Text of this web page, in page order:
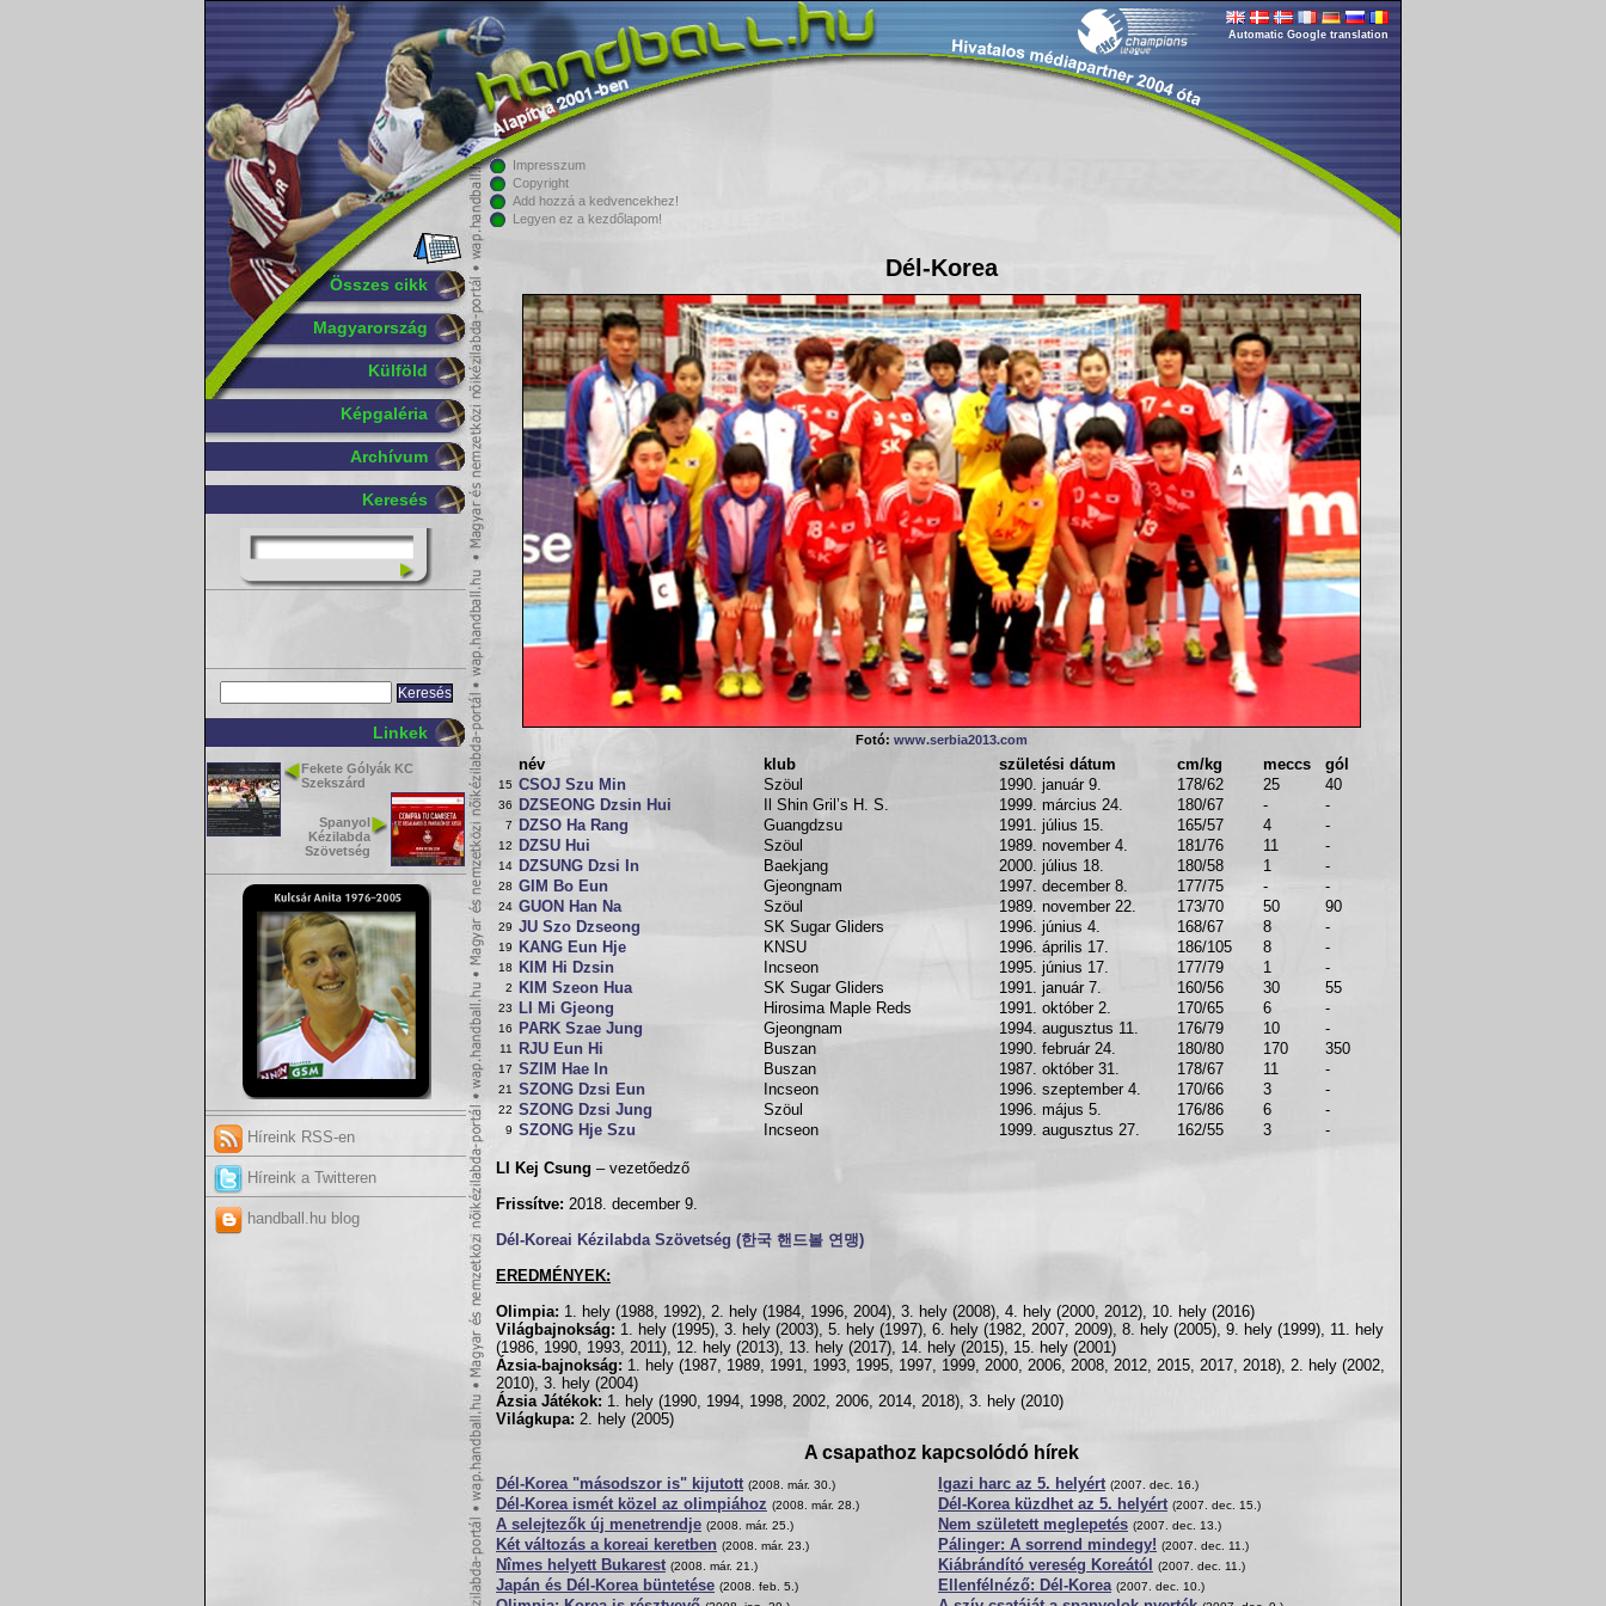
Összes cikk
Magyarország
Külföld
Képgaléria
Archívum
Keresés
Linkek
Fekete Gólyák KC
Szekszárd
Spanyol
Kézilabda
Szövetség
Híreink RSS-en
Híreink a Twitteren
handball.hu blog
Automatic Google translation
Impresszum
Copyright
Add hozzá a kedvencekhez!
Legyen ez a kezdőlapom!
Dél-Korea
Fotó: www.serbia2013.com
név klub születési dátum cm/kg meccs gól
15 CSOJ Szu Min Szöul 1990. január 9. 178/62 25 40
36 DZSEONG Dzsin Hui Il Shin Gril’s H. S. 1999. március 24. 180/67 - -
7 DZSO Ha Rang Guangdzsu 1991. július 15. 165/57 4 -
12 DZSU Hui Szöul 1989. november 4. 181/76 11 -
14 DZSUNG Dzsi In Baekjang 2000. július 18. 180/58 1 -
28 GIM Bo Eun Gjeongnam 1997. december 8. 177/75 - -
24 GUON Han Na Szöul 1989. november 22. 173/70 50 90
29 JU Szo Dzseong SK Sugar Gliders 1996. június 4. 168/67 8 -
19 KANG Eun Hje KNSU 1996. április 17. 186/105 8 -
18 KIM Hi Dzsin Incseon 1995. június 17. 177/79 1 -
2 KIM Szeon Hua SK Sugar Gliders 1991. január 7. 160/56 30 55
23 LI Mi Gjeong Hirosima Maple Reds 1991. október 2. 170/65 6 -
16 PARK Szae Jung Gjeongnam 1994. augusztus 11. 176/79 10 -
11 RJU Eun Hi Buszan 1990. február 24. 180/80 170 350
17 SZIM Hae In Buszan 1987. október 31. 178/67 11 -
21 SZONG Dzsi Eun Incseon 1996. szeptember 4. 170/66 3 -
22 SZONG Dzsi Jung Szöul 1996. május 5. 176/86 6 -
9 SZONG Hje Szu Incseon 1999. augusztus 27. 162/55 3 -
LI Kej Csung – vezetőedző
Frissítve: 2018. december 9.
Dél-Koreai Kézilabda Szövetség (한국 핸드볼 연맹)
EREDMÉNYEK:
Olimpia: 1. hely (1988, 1992), 2. hely (1984, 1996, 2004), 3. hely (2008), 4. hely (2000, 2012), 10. hely (2016)
Világbajnokság: 1. hely (1995), 3. hely (2003), 5. hely (1997), 6. hely (1982, 2007, 2009), 8. hely (2005), 9. hely (1999), 11. hely
(1986, 1990, 1993, 2011), 12. hely (2013), 13. hely (2017), 14. hely (2015), 15. hely (2001)
Ázsia-bajnokság: 1. hely (1987, 1989, 1991, 1993, 1995, 1997, 1999, 2000, 2006, 2008, 2012, 2015, 2017, 2018), 2. hely (2002,
2010), 3. hely (2004)
Ázsia Játékok: 1. hely (1990, 1994, 1998, 2002, 2006, 2014, 2018), 3. hely (2010)
Világkupa: 2. hely (2005)
A csapathoz kapcsolódó hírek
Dél-Korea "másodszor is" kijutott (2008. már. 30.)
Dél-Korea ismét közel az olimpiához (2008. már. 28.)
A selejtezők új menetrendje (2008. már. 25.)
Két változás a koreai keretben (2008. már. 23.)
Nîmes helyett Bukarest (2008. már. 21.)
Japán és Dél-Korea büntetése (2008. feb. 5.)
Igazi harc az 5. helyért (2007. dec. 16.)
Dél-Korea küzdhet az 5. helyért (2007. dec. 15.)
Nem született meglepetés (2007. dec. 13.)
Pálinger: A sorrend mindegy! (2007. dec. 11.)
Kiábrándító vereség Koreától (2007. dec. 11.)
Ellenfélnéző: Dél-Korea (2007. dec. 10.)